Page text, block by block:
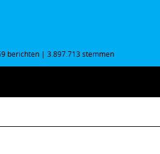
berichten | 3.897.713 stemmen